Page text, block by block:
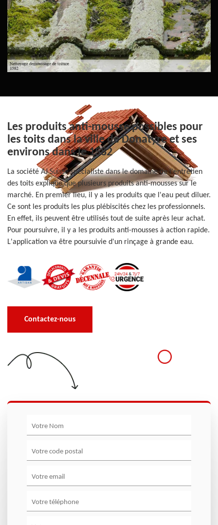
Les produits anti-mousse possibles pour
les toits dans la ville de Donatyre et ses
environs dans le 1582
La société AJ Suisse spécialiste dans le domaine de l'entretien
des toits explique que plusieurs produits anti-mousses sur le
marché. En premier lieu, il y a les produits que l'eau peut diluer.
Ce sont les produits les plus plébiscités chez les professionnels.
En effet, ils peuvent être utilisés tout de suite après leur achat.
Pour poursuivre, il y a les produits anti-mousses à action rapide.
L'application va être poursuivie d'un rinçage à grande eau.
Contactez-nous